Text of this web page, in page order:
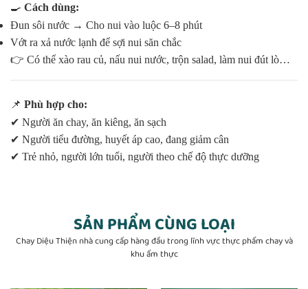
🍳 Cách dùng:
Đun sôi nước → Cho nui vào luộc 6–8 phút
Vớt ra xả nước lạnh để sợi nui săn chắc
👉 Có thể xào rau củ, nấu nui nước, trộn salad, làm nui đút lò…
📌 Phù hợp cho:
✔ Người ăn chay, ăn kiêng, ăn sạch
✔ Người tiểu đường, huyết áp cao, đang giảm cân
✔ Trẻ nhỏ, người lớn tuổi, người theo chế độ thực dưỡng
SẢN PHẨM CÙNG LOẠI
Chay Diệu Thiện nhà cung cấp hàng đầu trong lĩnh vực thực phẩm chay và
khu ẩm thực